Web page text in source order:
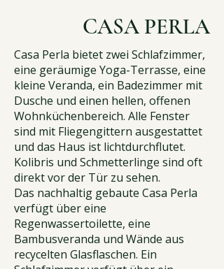
CASA PERLA
Casa Perla bietet zwei Schlafzimmer,
eine geräumige Yoga-Terrasse, eine
kleine Veranda, ein Badezimmer mit
Dusche und einen hellen, offenen
Wohnküchenbereich. Alle Fenster
sind mit Fliegengittern ausgestattet
und das Haus ist lichtdurchflutet.
Kolibris und Schmetterlinge sind oft
direkt vor der Tür zu sehen.
Das nachhaltig gebaute Casa Perla
verfügt über eine
Regenwassertoilette, eine
Bambusveranda und Wände aus
recycelten Glasflaschen. Ein